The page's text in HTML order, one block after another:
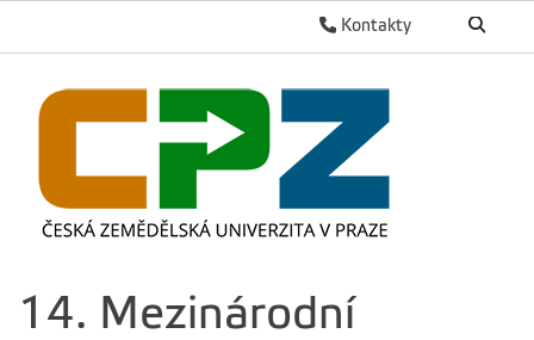
Kontakty
14. Mezinárodní